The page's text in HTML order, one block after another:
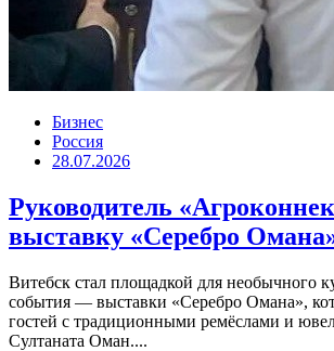
Бизнес
Россия
28.07.2026
Руководитель
выставку «Серебро
Витебск стал площадкой для необычного
события — выставки «Серебро Омана»,
гостей с традиционными ремёслами и
Султаната Оман....